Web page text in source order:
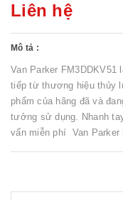
Liên hệ
Mô tả :
Van Parker
tiếp từ thương hiệu thủy
phẩm của hãng đã và
tưởng sử dụng. Nhanh
vấn miễn phí Van Parker